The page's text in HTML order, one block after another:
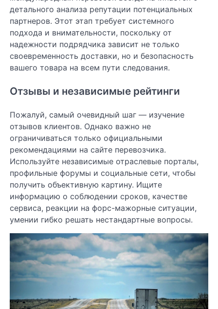
детального анализа репутации потенциальных
партнеров. Этот этап требует системного
подхода и внимательности, поскольку от
надежности подрядчика зависит не только
своевременность доставки, но и безопасность
вашего товара на всем пути следования.
Отзывы и независимые рейтинги
Пожалуй, самый очевидный шаг — изучение
отзывов клиентов. Однако важно не
ограничиваться только официальными
рекомендациями на сайте перевозчика.
Используйте независимые отраслевые порталы,
профильные форумы и социальные сети, чтобы
получить объективную картину. Ищите
информацию о соблюдении сроков, качестве
сервиса, реакции на форс-мажорные ситуации,
умении гибко решать нестандартные вопросы.